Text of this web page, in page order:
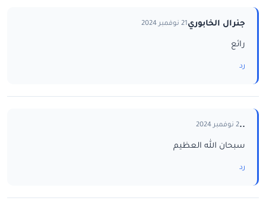
جنرال الخابوري21 نوفمبر 2024
رائع
رد
..2 نوفمبر 2024
سبحان الله العظيم
رد